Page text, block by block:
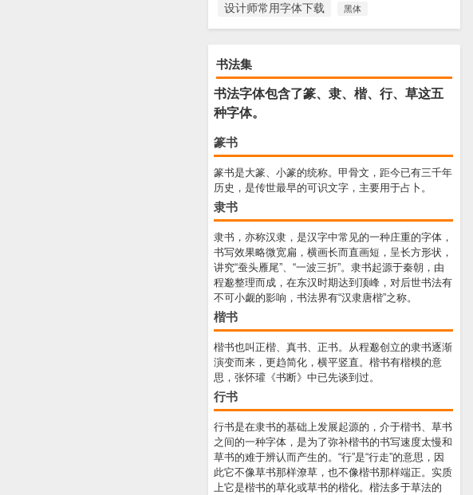
设计师常用字体下载 黑体
书法集
书法字体包含了篆、隶、楷、行、草这五
种字体。
篆书
篆书是大篆、小篆的统称。甲骨文，距今已有三千年
历史，是传世最早的可识文字，主要用于占卜。
隶书
隶书，亦称汉隶，是汉字中常见的一种庄重的字体，
书写效果略微宽扁，横画长而直画短，呈长方形状，
讲究“蚕头雁尾”、“一波三折”。隶书起源于秦朝，由
程邈整理而成，在东汉时期达到顶峰，对后世书法有
不可小觑的影响，书法界有“汉隶唐楷”之称。
楷书
楷书也叫正楷、真书、正书。从程邈创立的隶书逐渐
演变而来，更趋简化，横平竖直。楷书有楷模的意
思，张怀瓘《书断》中已先谈到过。
行书
行书是在隶书的基础上发展起源的，介于楷书、草书
之间的一种字体，是为了弥补楷书的书写速度太慢和
草书的难于辨认而产生的。“行”是“行走”的意思，因
此它不像草书那样潦草，也不像楷书那样端正。实质
上它是楷书的草化或草书的楷化。楷法多于草法的